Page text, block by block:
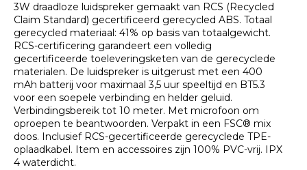
3W draadloze luidspreker gemaakt van RCS (Recycled
Claim Standard) gecertificeerd gerecycled ABS. Totaal
gerecycled materiaal: 41% op basis van totaalgewicht.
RCS-certificering garandeert een volledig
gecertificeerde toeleveringsketen van de gerecyclede
materialen. De luidspreker is uitgerust met een 400
mAh batterij voor maximaal 3,5 uur speeltijd en BT5.3
voor een soepele verbinding en helder geluid.
Verbindingsbereik tot 10 meter. Met microfoon om
oproepen te beantwoorden. Verpakt in een FSC® mix
doos. Inclusief RCS-gecertificeerde gerecyclede TPE-
oplaadkabel. Item en accessoires zijn 100% PVC-vrij. IPX
4 waterdicht.